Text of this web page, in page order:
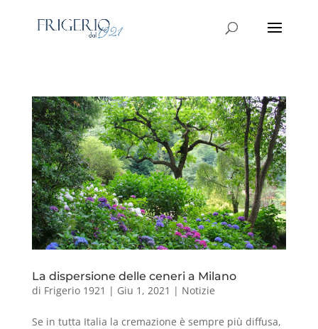
La dispersione delle ceneri a Milano
di Frigerio 1921 | Giu 1, 2021 | Notizie
Se in tutta Italia la cremazione è sempre più diffusa,